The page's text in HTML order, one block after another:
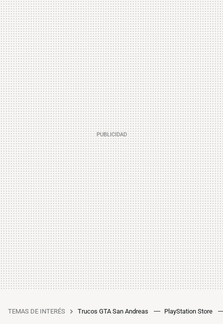
TEMAS DE INTERÉS Trucos GTA San Andreas PlayStation Store